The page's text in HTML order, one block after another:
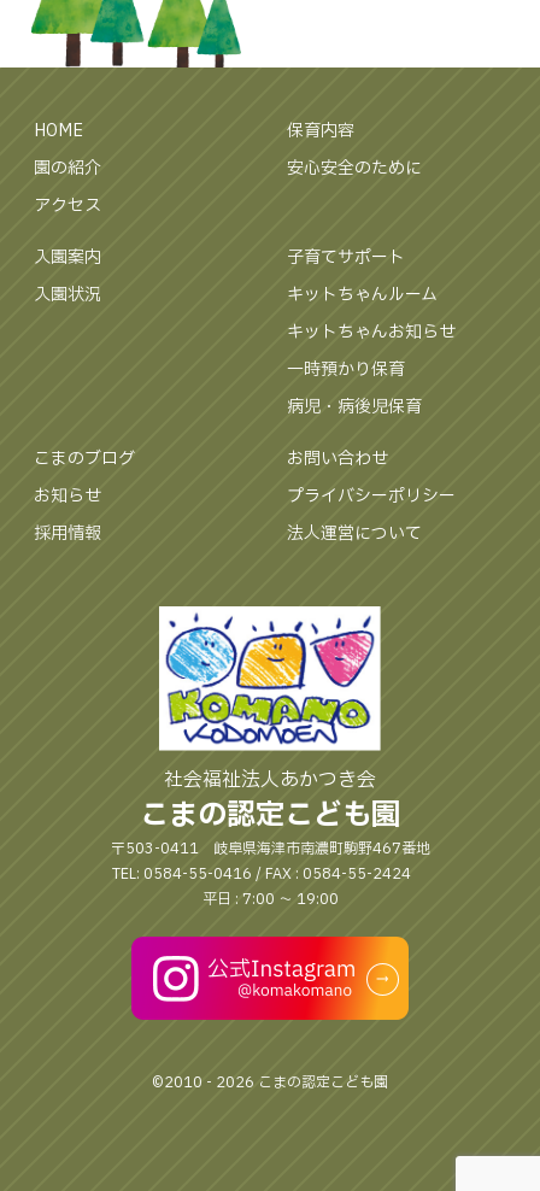
HOME
園の紹介
アクセス
保育内容
安心安全のために
入園案内
入園状況
子育てサポート
キットちゃんルーム
キットちゃんお知らせ
一時預かり保育
病児・病後児保育
こまのブログ
お知らせ
採用情報
お問い合わせ
プライバシーポリシー
法人運営について
社会福祉法人あかつき会
こまの認定こども園
〒503-0411 岐阜県海津市南濃町駒野467番地
TEL: 0584-55-0416 / FAX : 0584-55-2424
平日 : 7:00 〜 19:00
©2010 - 2026 こまの認定こども園